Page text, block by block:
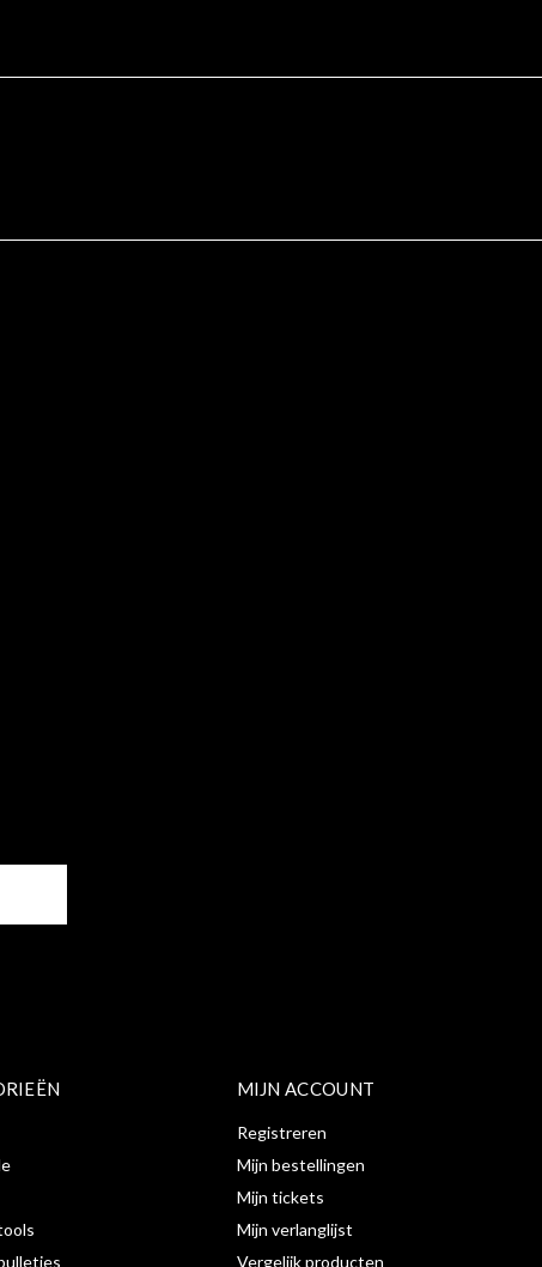
MIJN ACCOUNT
Registreren
Mijn bestellingen
Mijn tickets
Mijn verlanglijst
Vergelijk producten